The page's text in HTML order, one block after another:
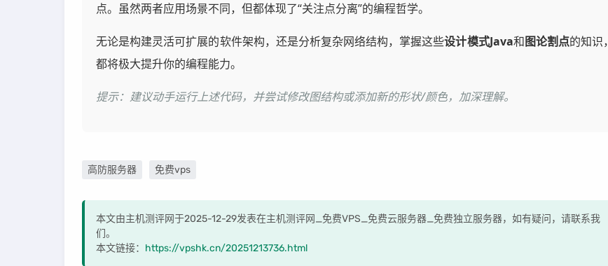
点。虽然两者应用场景不同，但都体现了“关注点分离”的编程哲学。
无论是构建灵活可扩展的软件架构，还是分析复杂网络结构，掌握这些设计模式Java和图论割点的知识，
都将极大提升你的编程能力。
提示：建议动手运行上述代码，并尝试修改图结构或添加新的形状/颜色，加深理解。
高防服务器 免费vps
本文由主机测评网于2025-12-29发表在主机测评网_免费VPS_免费云服务器_免费独立服务器，如有疑问，请联系我
们。
本文链接： https://vpshk.cn/20251213736.html